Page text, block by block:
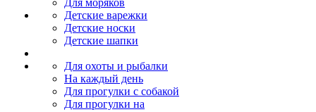
Для моряков
Детские варежки
Детские носки
Детские шапки
Для охоты и рыбалки
На каждый день
Для прогулки с собакой
Для прогулки на